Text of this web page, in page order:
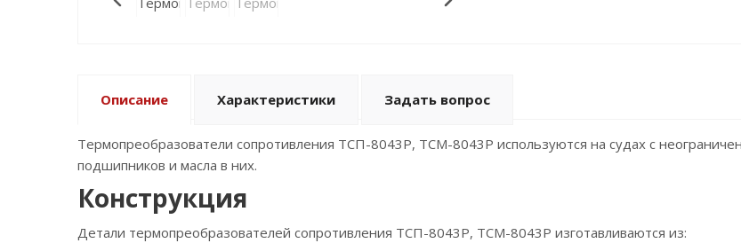
Описание Характеристики Задать вопрос
Термопреобразователи сопротивления ТСП-8043Р, ТСМ-8043Р используются на судах с
подшипников и масла в них.
Конструкция
Детали термопреобразователей сопротивления ТСП-8043Р, ТСМ-8043Р изготавливаются из: